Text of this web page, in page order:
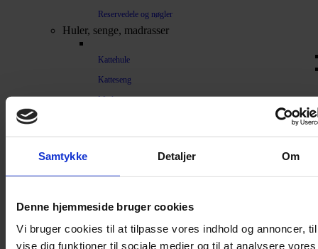
Samtykke Detaljer Om
Denne hjemmeside bruger cookies
Vi bruger cookies til at tilpasse vores indhold og annoncer,
vise dig funktioner til sociale medier og til at analysere vores
Reservedele og nøgler
Huler, senge, madrasser
Kattehule
Katteseng
Madrasser
Halsbånd og seler
Halsbånd
Halsbånd med lys